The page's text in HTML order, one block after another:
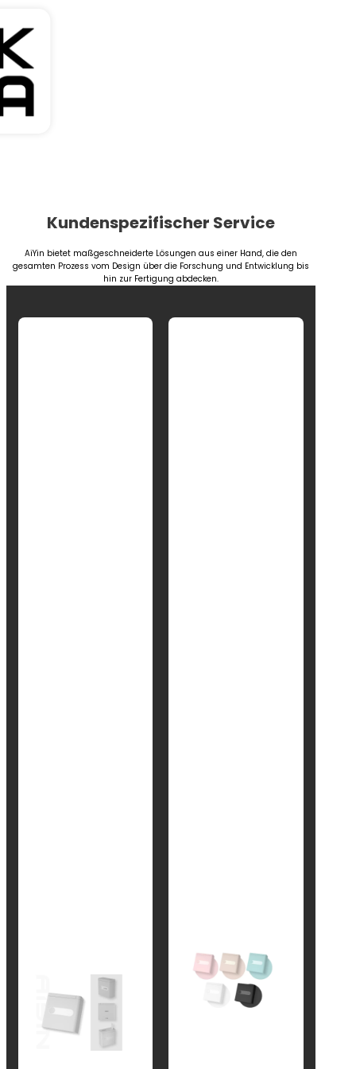
Kundenspezifischer Service
AiYin bietet maßgeschneiderte Lösungen aus einer Hand, die den
gesamten Prozess vom Design über die Forschung und Entwicklung bis
hin zur Fertigung abdecken.